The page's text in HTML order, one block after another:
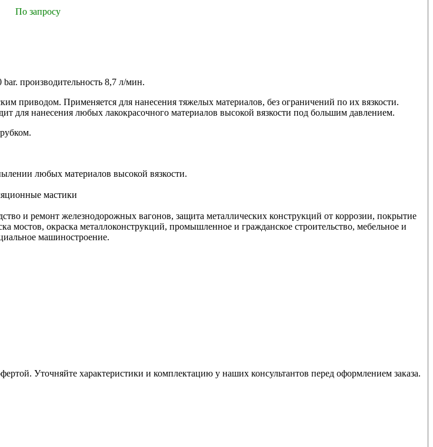
По запросу
производительность 8,7 л/мин.
приводом. Применяется для нанесения тяжелых материалов, без ограничений по их вязкости.
для нанесения любых лакокрасочного материалов высокой вязкости под большим давлением.
любых материалов высокой вязкости.
мастики
и ремонт железнодорожных вагонов, защита металлических конструкций от коррозии, покрытие
мостов, окраска металлоконструкций, промышленное и гражданское строительство, мебельное и
машиностроение.
Уточняйте характеристики и комплектацию у наших консультантов перед оформлением заказа.